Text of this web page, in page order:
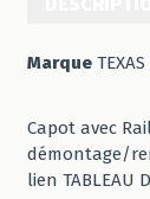
Marque
Capot avec
démontage/
lien TABLEAU